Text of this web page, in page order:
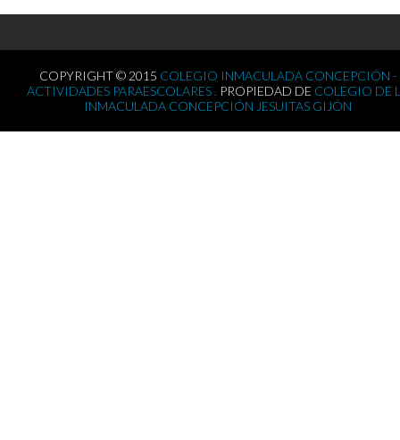
COPYRIGHT © 2015 COLEGIO INMACULADA CONCEPCIÓN -
ACTIVIDADES PARAESCOLARES . PROPIEDAD DE COLEGIO DE
INMACULADA CONCEPCIÓN JESUITAS GIJÓN